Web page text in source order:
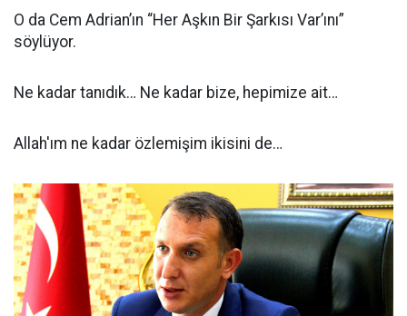
O da Cem Adrian’ın “Her Aşkın Bir Şarkısı Var’ını”
söylüyor.
Ne kadar tanıdık… Ne kadar bize, hepimize ait…
Allah'ım ne kadar özlemişim ikisini de…